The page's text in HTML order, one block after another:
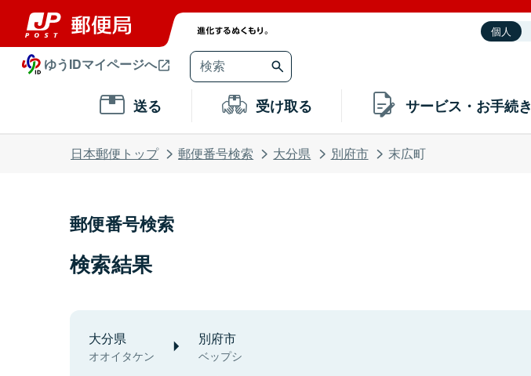
個人
ゆうIDマイページへ
送る 受け取る サービス・お手続き
日本郵便トップ 郵便番号検索 大分県 別府市 末広町
郵便番号検索
検索結果
大分県
オオイタケン
別府市
ベップシ